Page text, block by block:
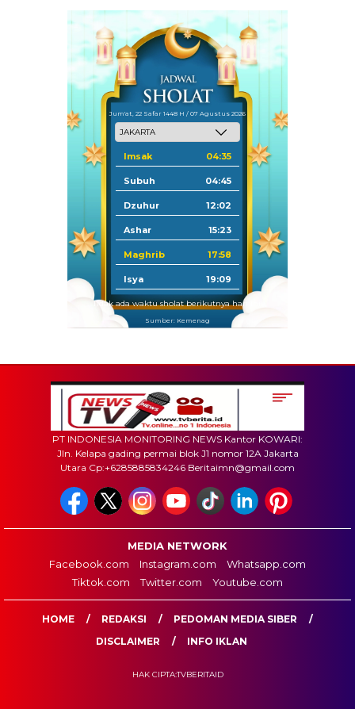
Jum'at, 22 Safar 1448 H / 07 Agustus 2026
Imsak 04:35
Subuh 04:45
Dzuhur 12:02
Ashar 15:23
Maghrib 17:58
Isya 19:09
Tidak ada waktu sholat berikutnya hari ini.
Sumber: Kemenag
PT INDONESIA MONITORING NEWS Kantor KOWARI:
Jln. Kelapa gading permai blok J1 nomor 12A Jakarta
Utara Cp:+6285885834246 Beritaimn@gmail.com
MEDIA NETWORK
Facebook.com
Instagram.com
Whatsapp.com
Tiktok.com
Twitter.com Youtube.com
HOME REDAKSI
PEDOMAN MEDIA SIBER
DISCLAIMER
INFO IKLAN
HAK CIPTA:TVBERITAID